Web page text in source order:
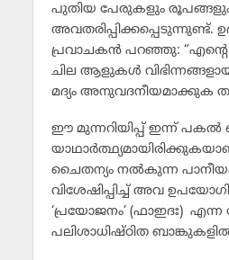
പുതിയ പേരുകളും
അവതരിപ്പിക്കപ്പെടുന്നുണ്ട്.
പ്രവാചകന്‍ പറഞ്ഞു:
ചില ആളുകള്‍
മദ്യം അനുവദനീയമാക്കുക
ഈ മുന്നറിയിപ്പ് ഇന്ന് പകല്‍
ചൈതന്യം നല്‍കുന്ന
വിശേഷിപ്പിച്ച് അവ
‘പ്രയോജനം’ (ഫാഇദഃ) എന്ന
പലിശാധിഷ്ഠിത